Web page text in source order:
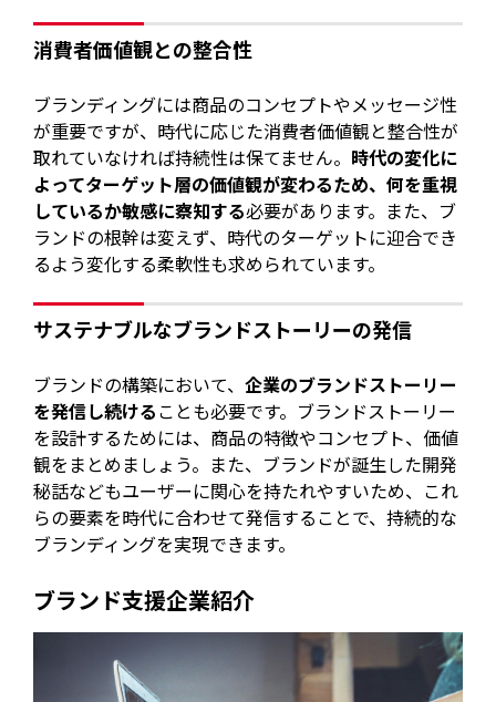
消費者価値観との整合性
ブランディングには商品のコンセプトやメッセージ性
が重要ですが、時代に応じた消費者価値観と整合性が
取れていなければ持続性は保てません。 時代の変化に
よってターゲット層の価値観が変わるため、何を重視
しているか敏感に察知する必要があります。また、ブ
ランドの根幹は変えず、時代のターゲットに迎合でき
るよう変化する柔軟性も求められています。
サステナブルなブランドストーリーの発信
ブランドの構築において、企業のブランドストーリー
を発信し続けることも必要です。ブランドストーリー
を設計するためには、商品の特徴やコンセプト、価値
観をまとめましょう。また、ブランドが誕生した開発
秘話などもユーザーに関心を持たれやすいため、これ
らの要素を時代に合わせて発信することで、持続的な
ブランディングを実現できます。
ブランド支援企業紹介